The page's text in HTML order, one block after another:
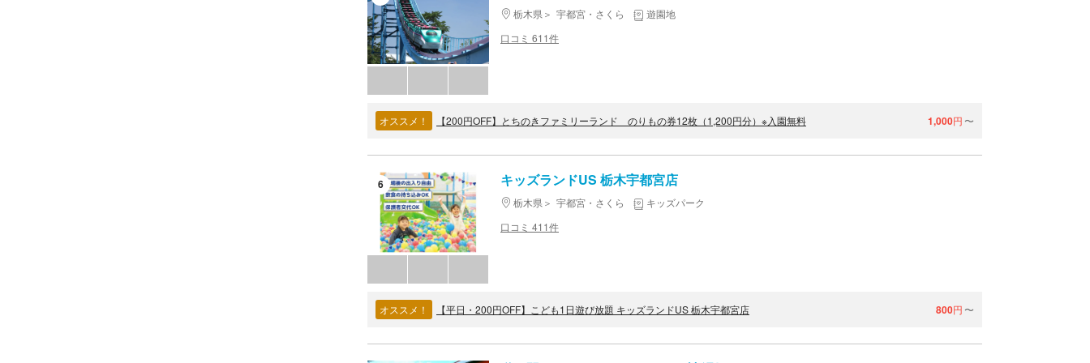
栃木県 宇都宮・さくら
遊園地
口コミ 611件
オススメ！ 【200円OFF】とちのきファミリーランド のりもの券12枚（1,200円分）※入園無料 1,000円 〜
6 キッズランドUS 栃木宇都宮店
栃木県 宇都宮・さくら
キッズパーク
口コミ 411件
オススメ！ 【平日・200円OFF】こども1日遊び放題 キッズランドUS 栃木宇都宮店 800円 〜